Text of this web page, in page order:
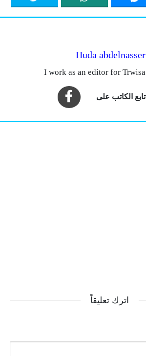
Huda abdelnasser
I work as an editor for Trwisa
اترك تعليقاً